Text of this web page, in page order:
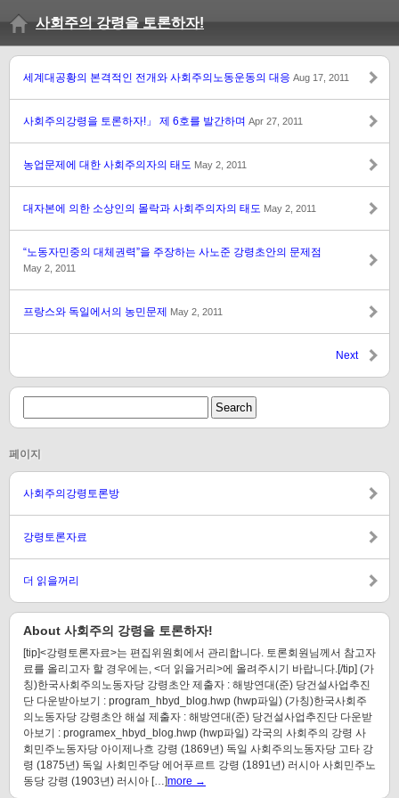
사회주의 강령을 토론하자!
세계대공황의 본격적인 전개와 사회주의노동운동의 대응 Aug 17, 2011
사회주의강령을 토론하자!」 제 6호를 발간하며 Apr 27, 2011
농업문제에 대한 사회주의자의 태도 May 2, 2011
대자본에 의한 소상인의 몰락과 사회주의자의 태도 May 2, 2011
“노동자민중의 대체권력”을 주장하는 사노준 강령초안의 문제점
May 2, 2011
프랑스와 독일에서의 농민문제 May 2, 2011
Next
페이지
사회주의강령토론방
강령토론자료
더 읽을꺼리
About 사회주의 강령을 토론하자!
[tip]<강령토론자료>는 편집위원회에서 관리합니다. 토론회원님께서 참고자
료를 올리고자 할 경우에는, <더 읽을거리>에 올려주시기 바랍니다.[/tip] (가
칭)한국사회주의노동자당 강령초안 제출자 : 해방연대(준) 당건설사업추진
단 다운받아보기 : program_hbyd_blog.hwp (hwp파일) (가칭)한국사회주
의노동자당 강령초안 해설 제출자 : 해방연대(준) 당건설사업추진단 다운받
아보기 : programex_hbyd_blog.hwp (hwp파일) 각국의 사회주의 강령 사
회민주노동자당 아이제나흐 강령 (1869년) 독일 사회주의노동자당 고타 강
령 (1875년) 독일 사회민주당 에어푸르트 강령 (1891년) 러시아 사회민주노
동당 강령 (1903년) 러시아 […]more →